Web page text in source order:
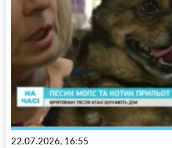
22.07.2026, 16:55